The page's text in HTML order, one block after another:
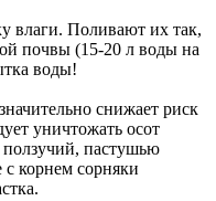
влаги. Поливают их так,
почвы (15-20 л воды на
воды!
снижает риск
уничтожать осот
пастушью
корнем сорняки